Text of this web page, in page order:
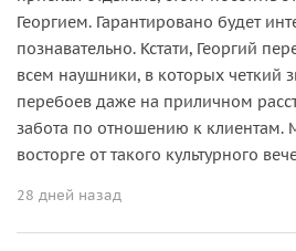
Георгием. Гарантировано будет
познавательно. Кстати, Георгий
всем наушники, в которых четкий
перебоев даже на приличном
забота по отношению к клиентам.
восторге от такого культурного
28 дней назад